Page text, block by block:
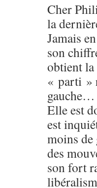
Cher
la
Jamais
son
obtient la
« parti »
gauche…
Elle est
est
moins de
des
son fort